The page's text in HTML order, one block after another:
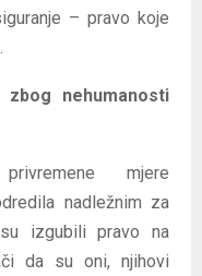
– pravo koje
nehumanosti
mjere
nadležnim za
izgubili pravo na
da su oni, njihovi